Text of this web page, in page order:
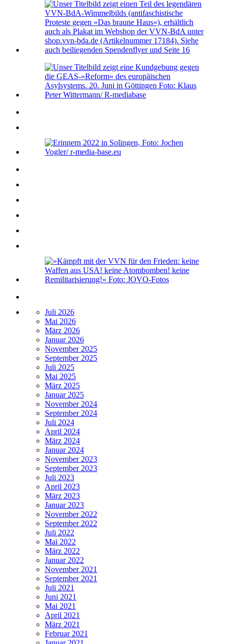
Juli 2026
Mai 2026
März 2026
Januar 2026
November 2025
September 2025
Juli 2025
Mai 2025
März 2025
Januar 2025
November 2024
September 2024
Juli 2024
April 2024
März 2024
Januar 2024
November 2023
September 2023
Juli 2023
April 2023
März 2023
Januar 2023
November 2022
September 2022
Juli 2022
Mai 2022
März 2022
Januar 2022
November 2021
September 2021
Juli 2021
Juni 2021
Mai 2021
April 2021
März 2021
Februar 2021